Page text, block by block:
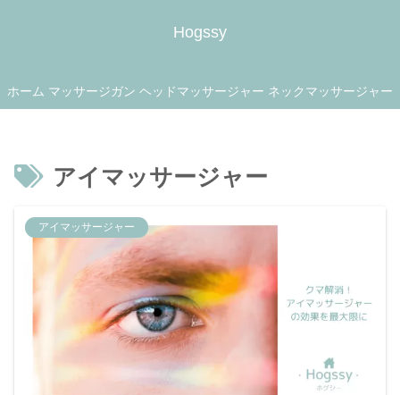
Hogssy
ホーム マッサージガン ヘッドマッサージャー ネックマッサージャー
アイマッサージャー
アイマッサージャー